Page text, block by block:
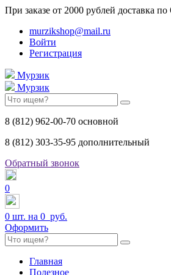
При заказе от 2000 рублей доставка
murzikshop@mail.ru
Войти
Регистрация
Мурзик
Мурзик
8 (812) 962-00-70 основной
8 (812) 303-35-95 дополнительный
Обратный звонок
0
0 шт. на 0 руб.
Оформить
Главная
Полезное